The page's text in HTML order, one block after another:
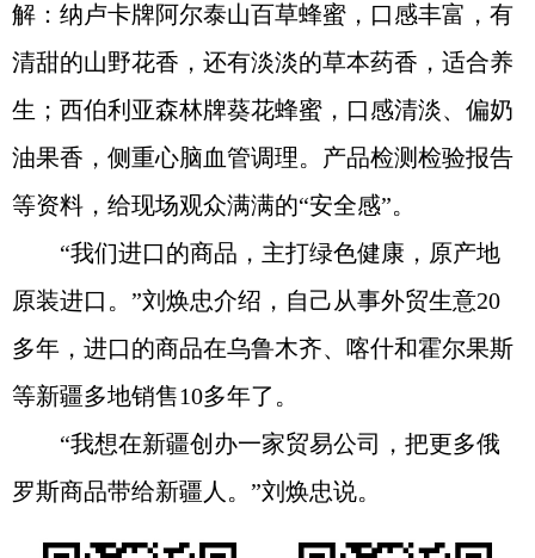
解：纳卢卡牌阿尔泰山百草蜂蜜，口感丰富，有
清甜的山野花香，还有淡淡的草本药香，适合养
生；西伯利亚森林牌葵花蜂蜜，口感清淡、偏奶
油果香，侧重心脑血管调理。产品检测检验报告
等资料，给现场观众满满的“安全感”。
“我们进口的商品，主打绿色健康，原产地
原装进口。”刘焕忠介绍，自己从事外贸生意20
多年，进口的商品在乌鲁木齐、喀什和霍尔果斯
等新疆多地销售10多年了。
“我想在新疆创办一家贸易公司，把更多俄
罗斯商品带给新疆人。”刘焕忠说。